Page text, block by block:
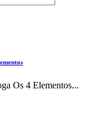
Os 4 Elementos...